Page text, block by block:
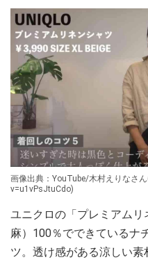
画像出典：YouTube/木村えりなさ
v=u1vPsJtuCdo)
ユニクロの「プレミアム
麻）100％でできているナ
ツ。透け感がある涼しい